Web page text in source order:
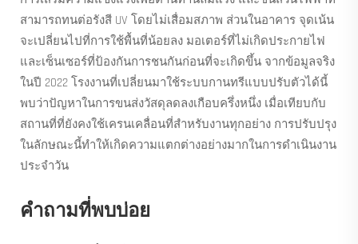
สามารถทนต่อรังสี UV โดยไม่เสื่อมสภาพ ส่วนในอาคาร จุดเน้น
จะเปลี่ยนไปที่การใช้พื้นที่น้อยลง มอเตอร์ที่ไม่เกิดประกายไฟ
และเซ็นเซอร์ที่ป้องกันการชนกันก่อนที่จะเกิดขึ้น จากข้อมูลจริง
ในปี 2022 โรงงานที่เปลี่ยนมาใช้ระบบกานทรีแบบปรับตัวได้นี้
พบว่าปัญหาในการขนส่งวัสดุลดลงเกือบครึ่งหนึ่ง เมื่อเทียบกับ
สถานที่ที่ยังคงใช้เครนเคลื่อนที่สำหรับงานทุกอย่าง การปรับปรุง
ในลักษณะนี้ทำให้เกิดความแตกต่างอย่างมากในการดำเนินงาน
ประจำวัน
คำถามที่พบบ่อย